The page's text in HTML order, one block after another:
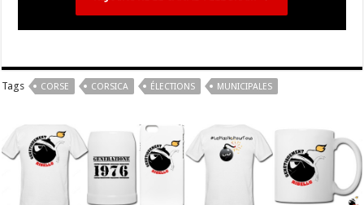
Tags CORSE CORSICA ÉLECTIONS MUNICIPALES